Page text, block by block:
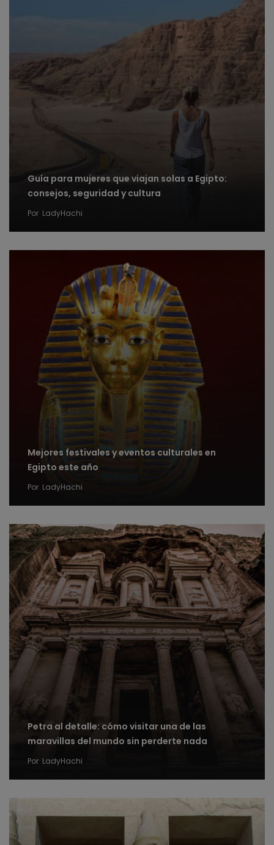
Guía para mujeres que viajan solas a Egipto:
consejos, seguridad y cultura
Por LadyHachi
Mejores festivales y eventos culturales en
Egipto este año
Por LadyHachi
Petra al detalle: cómo visitar una de las
maravillas del mundo sin perderte nada
Por LadyHachi